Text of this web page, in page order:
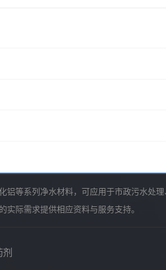
等系列净水材料，可应用于市政污水处
际需求提供相应资料与服务支持。